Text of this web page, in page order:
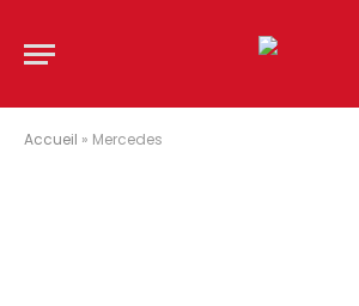
Accueil » Mercedes